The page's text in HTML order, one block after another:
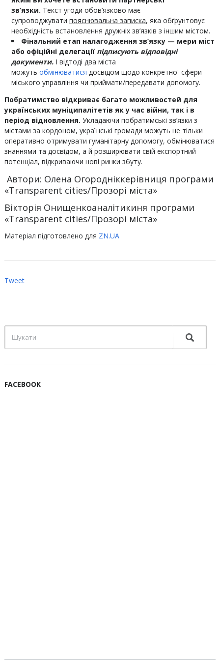
зв’язки. Текст угоди обов’язково має
супроводжувати пояснювальна записка, яка обґрунтовує
необхідність встановлення дружніх зв’язків з іншим містом.
Фінальний етап налагодження зв’язку — мери міст
або офіційні делегації підписують відповідні
документи.І відтоді два міста
можуть обмінюватися досвідом щодо конкретної сфери
міського управління чи приймати/передавати допомогу.
Побратимство відкриває багато можливостей для
українських муніципалітетів як у час війни, так і в
період відновлення. Укладаючи побратимські зв’язки з
містами за кордоном, українські громади можуть не тільки
оперативно отримувати гуманітарну допомогу, обмінюватися
знаннями та досвідом, а й розширювати свій експортний
потенціал, відкриваючи нові ринки збуту.
Автори: Олена Огородніккерівниця програми
«Transparent cities/Прозорі міста»
Вікторія Онищенкоаналітикиня програми
«Transparent cities/Прозорі міста»
Матеріал підготовлено для ZN.UA
Tweet
FACEBOOK